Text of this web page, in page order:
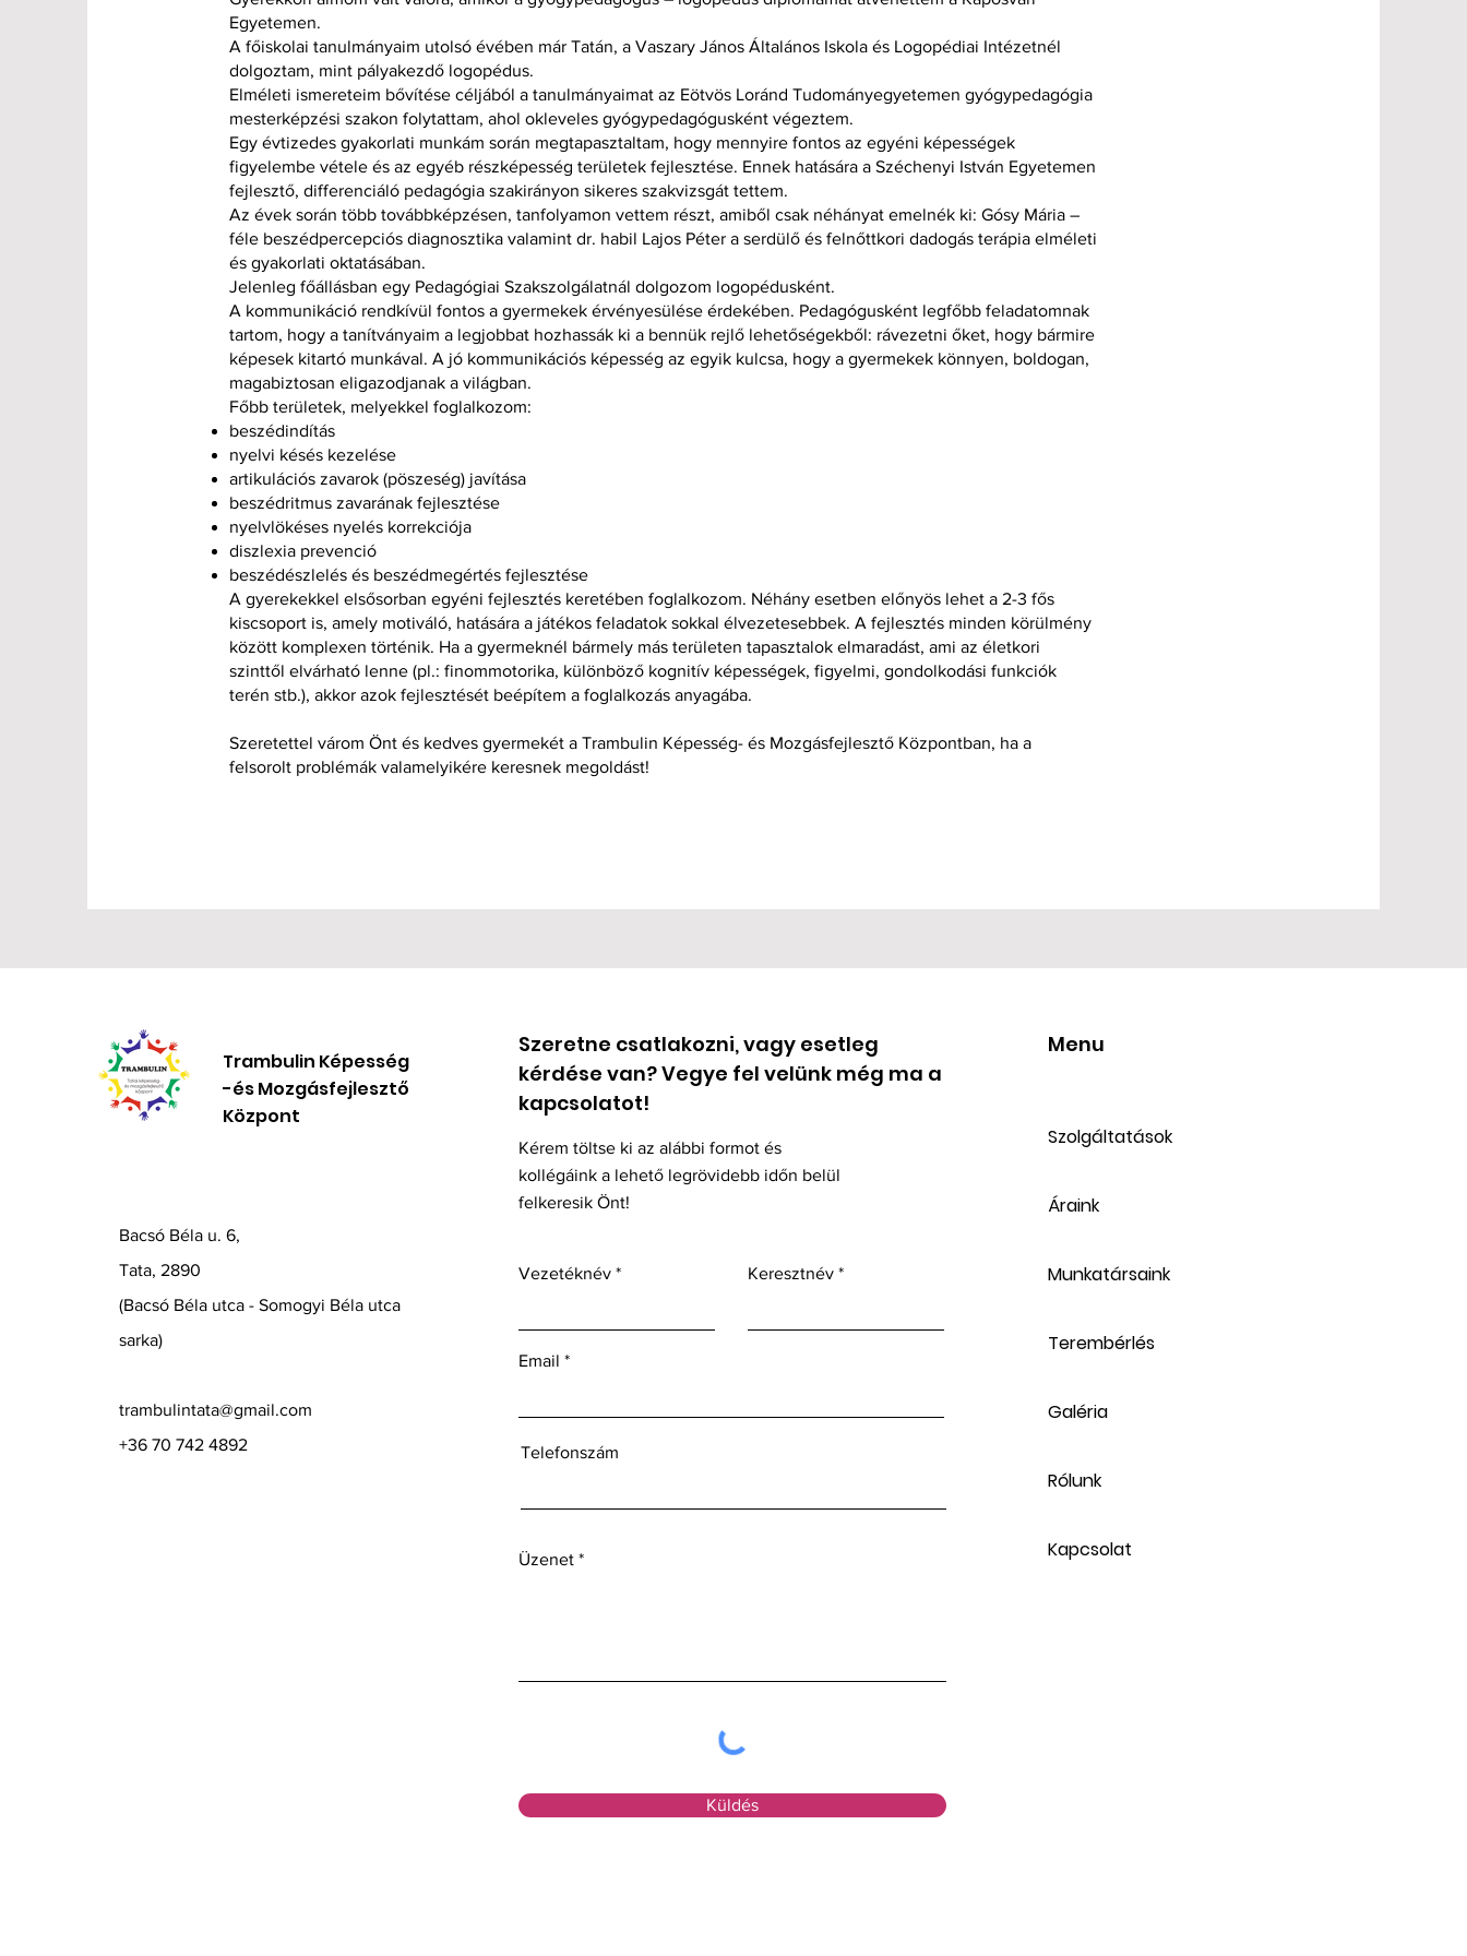
Egyetemen.
A főiskolai tanulmányaim utolsó évében már Tatán, a Vaszary János Általános Iskola és Logopédiai Intézetnél
dolgoztam, mint pályakezdő logopédus.
Elméleti ismereteim bővítése céljából a tanulmányaimat az Eötvös Loránd Tudományegyetemen gyógypedagógia
mesterképzési szakon folytattam, ahol okleveles gyógypedagógusként végeztem.
Egy évtizedes gyakorlati munkám során megtapasztaltam, hogy mennyire fontos az egyéni képességek
figyelembe vétele és az egyéb részképesség területek fejlesztése. Ennek hatására a Széchenyi István Egyetemen
fejlesztő, differenciáló pedagógia szakirányon sikeres szakvizsgát tettem.
Az évek során több továbbképzésen, tanfolyamon vettem részt, amiből csak néhányat emelnék ki: Gósy Mária –
féle beszédpercepciós diagnosztika valamint dr. habil Lajos Péter a serdülő és felnőttkori dadogás terápia elméleti
és gyakorlati oktatásában.
Jelenleg főállásban egy Pedagógiai Szakszolgálatnál dolgozom logopédusként.
A kommunikáció rendkívül fontos a gyermekek érvényesülése érdekében. Pedagógusként legfőbb feladatomnak
tartom, hogy a tanítványaim a legjobbat hozhassák ki a bennük rejlő lehetőségekből: rávezetni őket, hogy bármire
képesek kitartó munkával. A jó kommunikációs képesség az egyik kulcsa, hogy a gyermekek könnyen, boldogan,
magabiztosan eligazodjanak a világban.
Főbb területek, melyekkel foglalkozom:
beszédindítás
nyelvi késés kezelése
artikulációs zavarok (pöszeség) javítása
beszédritmus zavarának fejlesztése
nyelvlökéses nyelés korrekciója
diszlexia prevenció
beszédészlelés és beszédmegértés fejlesztése
A gyerekekkel elsősorban egyéni fejlesztés keretében foglalkozom. Néhány esetben előnyös lehet a 2-3 fős
kiscsoport is, amely motiváló, hatására a játékos feladatok sokkal élvezetesebbek. A fejlesztés minden körülmény
között komplexen történik. Ha a gyermeknél bármely más területen tapasztalok elmaradást, ami az életkori
szinttől elvárható lenne (pl.: finommotorika, különböző kognitív képességek, figyelmi, gondolkodási funkciók
terén stb.), akkor azok fejlesztését beépítem a foglalkozás anyagába.
Szeretettel várom Önt és kedves gyermekét a Trambulin Képesség- és Mozgásfejlesztő Központban, ha a
felsorolt problémák valamelyikére keresnek megoldást!
Trambulin Képesség
-és Mozgásfejlesztő
Központ
Bacsó Béla u. 6,
Tata, 2890
(Bacsó Béla utca - Somogyi Béla utca
sarka)
trambulintata@gmail.com
+36 70 742 4892
Szeretne csatlakozni, vagy esetleg
kérdése van? Vegye fel velünk még ma a
kapcsolatot!
Kérem töltse ki az alábbi formot és
kollégáink a lehető legrövidebb időn belül
felkeresik Önt!
Vezetéknév Keresztnév
Email
Telefonszám
Üzenet
Küldés
Menu
Szolgáltatások
Áraink
Munkatársaink
Terembérlés
Galéria
Rólunk
Kapcsolat